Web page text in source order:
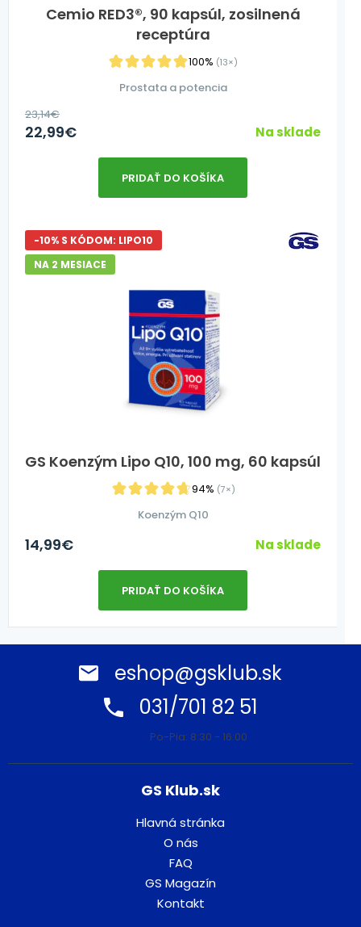
Cemio RED3®, 90 kapsúl, zosilnená
receptúra
100% (13×)
Prostata a potencia
23,14€
22,99€ Na sklade
PRIDAŤ DO KOŠÍKA
GS Koenzým Lipo Q10, 100 mg, 60 kapsúl
94% (7×)
-10% S KÓDOM: LIPO10
NA 2 MESIACE
Koenzým Q10
14,99€ Na sklade
PRIDAŤ DO KOŠÍKA
eshop@gsklub.sk
031/701 82 51
Po-Pia: 8:30 - 16:00
GS Klub.sk
Hlavná stránka
O nás
FAQ
GS Magazín
Kontakt